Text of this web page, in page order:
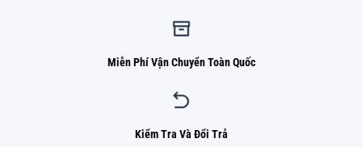
Miễn Phí Vận Chuyển Toàn Quốc
Kiểm Tra Và Đổi Trả